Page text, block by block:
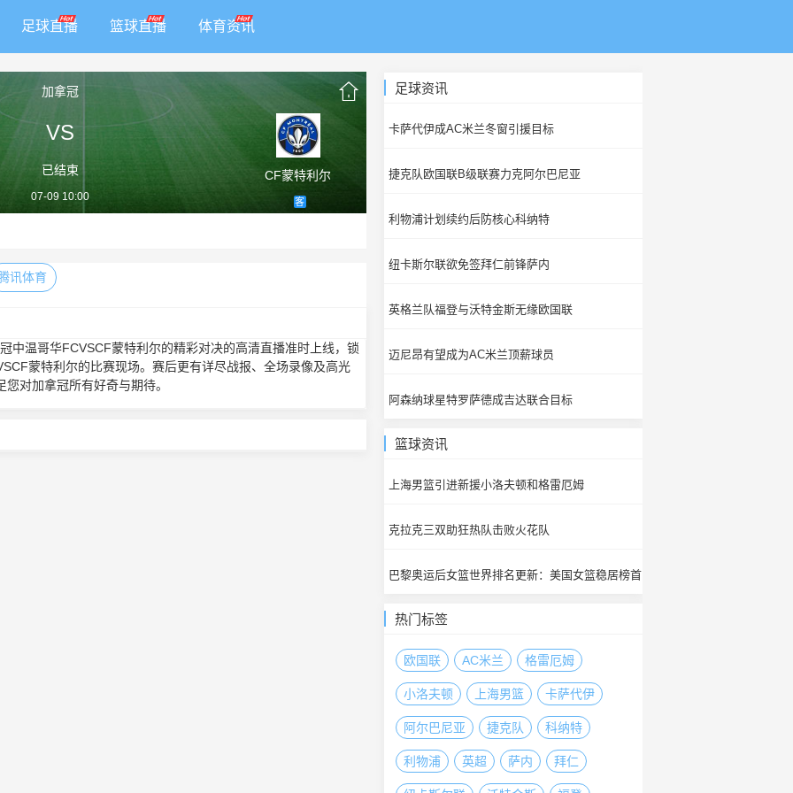
足球直播 篮球直播 体育资讯
加拿冠
VS
已结束
07-09 10:00
CF蒙特利尔
客
腾讯体育
中温哥华FCVSCF蒙特利尔的精彩对决的高清直播准时上线，锁
蒙特利尔的比赛现场。赛后更有详尽战报、全场录像及高光
对加拿冠所有好奇与期待。
足球资讯
卡萨代伊成AC米兰冬窗引援目标
捷克队欧国联B级联赛力克阿尔巴尼亚
利物浦计划续约后防核心科纳特
纽卡斯尔联欲免签拜仁前锋萨内
英格兰队福登与沃特金斯无缘欧国联
迈尼昂有望成为AC米兰顶薪球员
阿森纳球星特罗萨德成吉达联合目标
篮球资讯
上海男篮引进新援小洛夫顿和格雷厄姆
克拉克三双助狂热队击败火花队
巴黎奥运后女篮世界排名更新：美国女篮稳居榜首
热门标签
欧国联 AC米兰 格雷厄姆
小洛夫顿 上海男篮 卡萨代伊
阿尔巴尼亚 捷克队 科纳特
利物浦 英超 萨内 拜仁